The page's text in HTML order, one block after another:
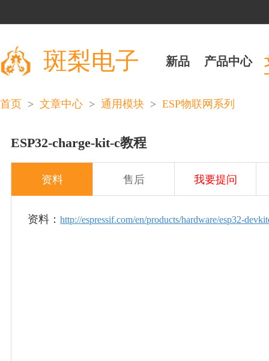
斑梨电子 新品 产品中心
首页 > 文章中心 > 通用模块 > ESP物联网系列
ESP32-charge-kit-c教程
资料 售后 我要提问
资料：http://espressif.com/en/products/hardware/esp32-